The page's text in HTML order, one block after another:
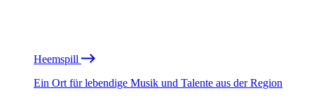
Heemspill
Ein Ort für lebendige Musik und Talente aus der Region